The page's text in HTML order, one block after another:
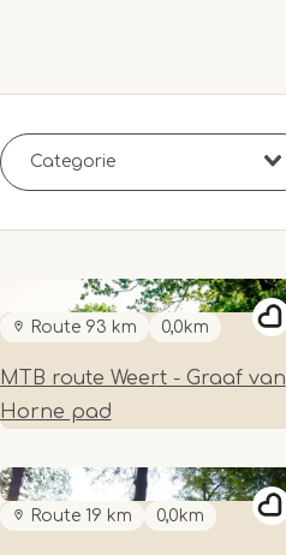
Route 93 km 0,0km
MTB route Weert - Graaf van
Horne pad
Route 19 km 0,0km